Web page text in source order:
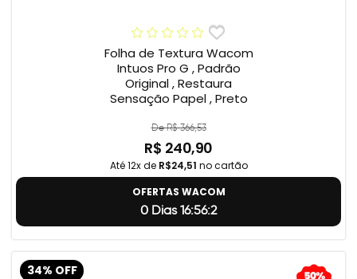
Folha de Textura Wacom
Intuos Pro G , Padrão
Original , Restaura
Sensação Papel , Preto
De R$ 366,53
R$ 240,90
Até 12x de R$24,51 no cartão
OFERTAS WACOM
0 Dias 16:56:1
34% OFF